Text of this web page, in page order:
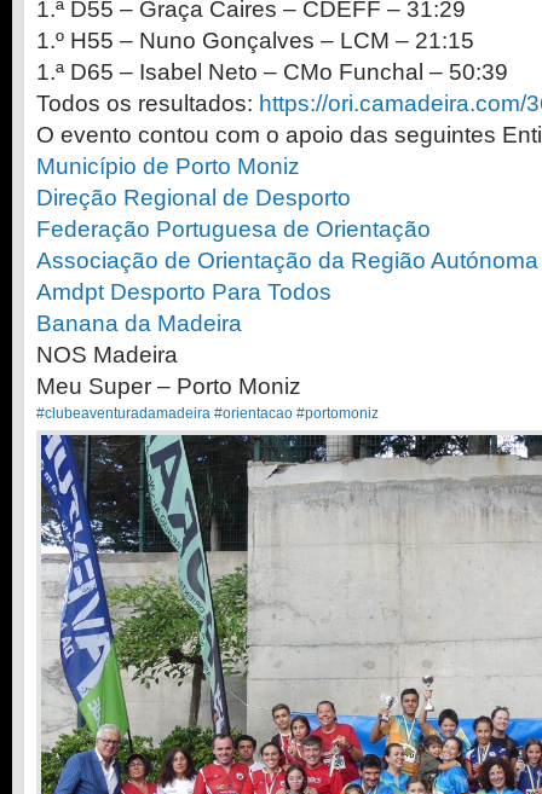
1.ª D55 – Graça Caires – CDEFF – 31:29
1.º H55 – Nuno Gonçalves – LCM – 21:15
1.ª D65 – Isabel Neto – CMo Funchal – 50:39
Todos os resultados: https://ori.camadeira.com/
O evento contou com o apoio das seguintes
Município de Porto Moniz
Direção Regional de Desporto
Federação Portuguesa de Orientação
Associação de Orientação da Região
Amdpt Desporto Para Todos
Banana da Madeira
NOS Madeira
Meu Super – Porto Moniz
#clubeaventuradamadeira #orientacao #portomoniz